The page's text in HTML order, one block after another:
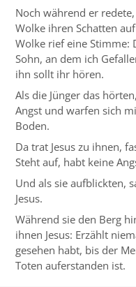
Noch während er
Wolke ihren Schatten
Wolke rief eine Stimme:
Sohn, an dem ich
ihn sollt ihr hören.
Als die Jünger das
Angst und warfen sich
Boden.
Da trat Jesus zu ihnen,
Steht auf, habt keine
Und als sie aufblickten,
Jesus.
Während sie den Berg
ihnen Jesus: Erzählt
gesehen habt, bis der
Toten auferstanden ist.